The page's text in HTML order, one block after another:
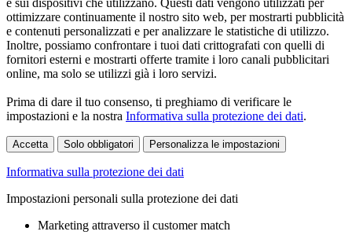
ottimizzare continuamente il nostro sito web, per mostrarti pubblicità
e contenuti personalizzati e per analizzare le statistiche di utilizzo.
Inoltre, possiamo confrontare i tuoi dati crittografati con quelli di
fornitori esterni e mostrarti offerte tramite i loro canali pubblicitari
online, ma solo se utilizzi già i loro servizi.
Prima di dare il tuo consenso, ti preghiamo di verificare le
impostazioni e la nostra Informativa sulla protezione dei dati.
Accetta Solo obbligatori Personalizza le impostazioni
Informativa sulla protezione dei dati
Impostazioni personali sulla protezione dei dati
Marketing attraverso il customer match